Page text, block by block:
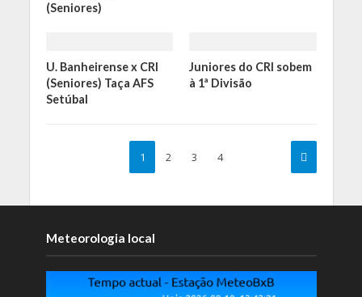
(Seniores)
U. Banheirense x CRI
(Seniores) Taça AFS
Setúbal
Juniores do CRI sobem
à 1ª Divisão
1 2 3 4
Meteorologia local